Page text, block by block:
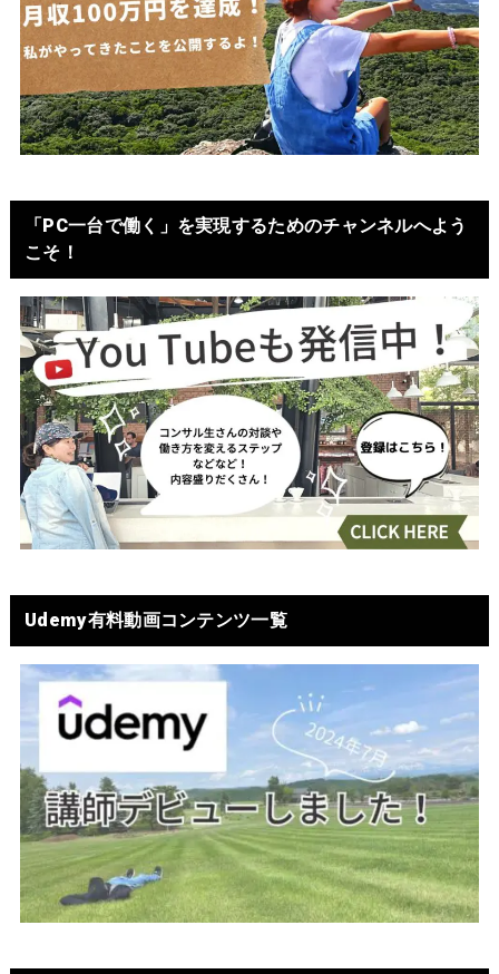
「PC一台で働く」を実現するためのチャンネルへよう
こそ！
Udemy有料動画コンテンツ一覧